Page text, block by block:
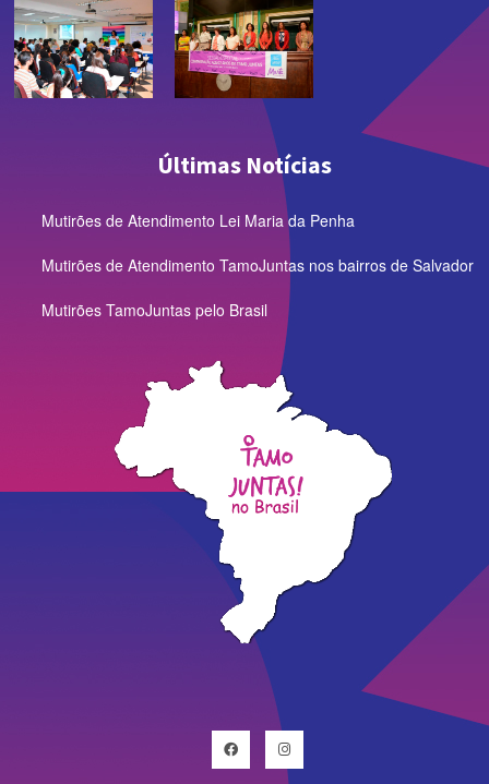
Últimas Notícias
Mutirões de Atendimento Lei Maria da Penha
Mutirões de Atendimento TamoJuntas nos bairros de Salvador
Mutirões TamoJuntas pelo Brasil
FacebookInstagram